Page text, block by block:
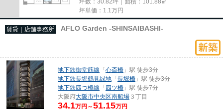
坪単価： 1.1 万円
賃貸｜店舗事務所 AFLO Garden -SHINSAIBASHI-
地下鉄御堂筋線 「心斎橋 」駅 徒歩3分
地下鉄長堀鶴見緑地 「長堀橋 」駅 徒歩3分
地下鉄四つ橋線 「四ツ橋 」駅 徒歩7分
大阪府大阪市中央区南船場 ３丁目
34.1万円～51.15万円